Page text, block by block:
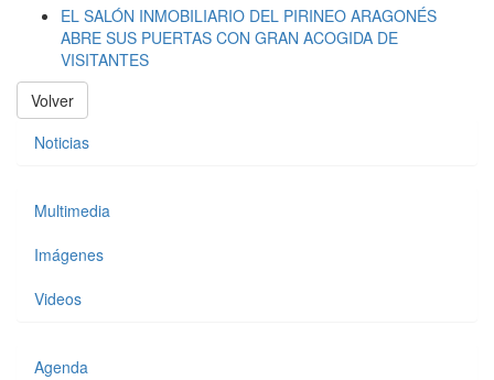
EL SALÓN INMOBILIARIO DEL PIRINEO ARAGONÉS
ABRE SUS PUERTAS CON GRAN ACOGIDA DE
VISITANTES
Volver
Noticias
Multimedia
Imágenes
Videos
Agenda